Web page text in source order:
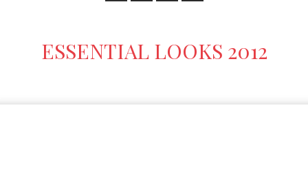
ESSENTIAL LOOKS 2012